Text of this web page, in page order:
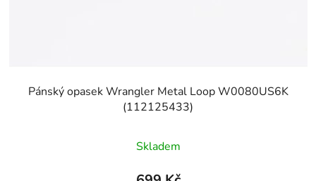
Pánský opasek Wrangler Metal Loop W0080US6K
(112125433)
Skladem